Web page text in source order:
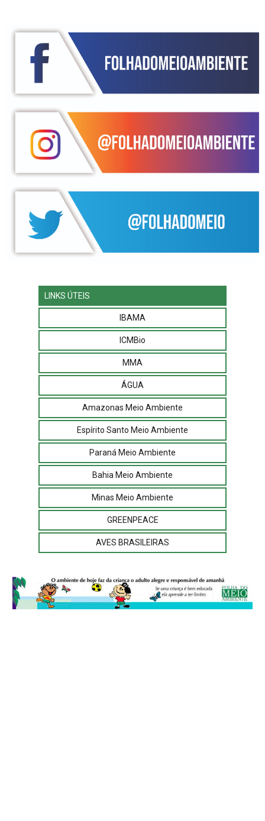
LINKS ÚTEIS
IBAMA
ICMBio
MMA
ÁGUA
Amazonas Meio Ambiente
Espírito Santo Meio Ambiente
Paraná Meio Ambiente
Bahia Meio Ambiente
Minas Meio Ambiente
GREENPEACE
AVES BRASILEIRAS